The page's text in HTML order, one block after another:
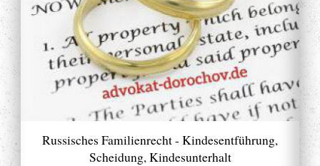
Russisches Familienrecht - Kindesentführung,
Scheidung, Kindesunterhalt